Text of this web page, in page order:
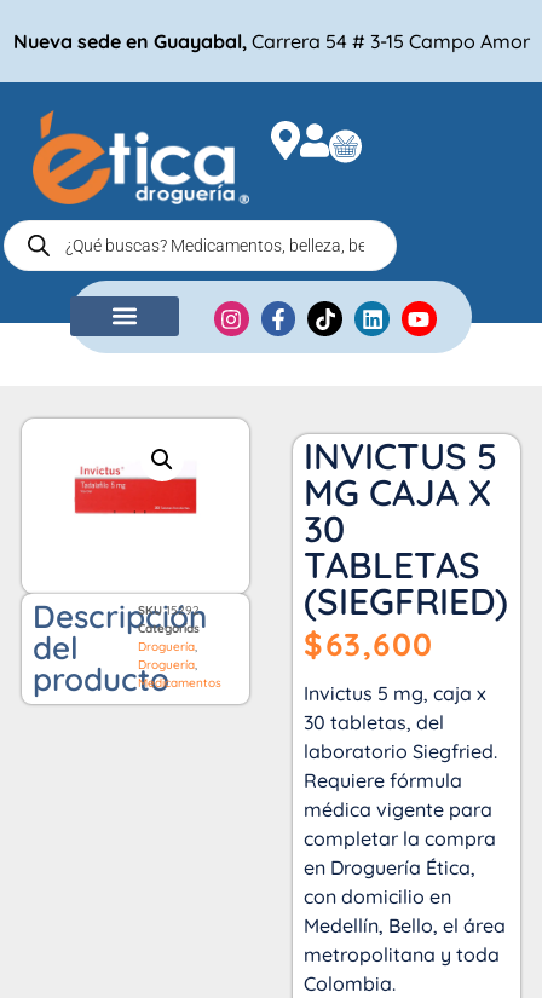
Nueva sede en Guayabal, Carrera 54 # 3-15 Campo Amor
Descripción
del
producto
SKU15292
Categorías
Droguería
Droguería
Medicamentos
INVICTUS 5
MG CAJA X
30
TABLETAS
(SIEGFRIED)
$63,600
Invictus 5 mg, caja x
30 tabletas, del
laboratorio Siegfried.
Requiere fórmula
médica vigente para
completar la compra
en Droguería Ética,
con domicilio en
Medellín, Bello, el área
metropolitana y toda
Colombia.